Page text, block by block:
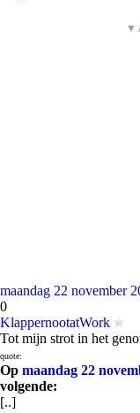
▼
maandag 22 november
0
KlappernootatWork
Tot mijn strot in het
quote:
Op maandag 22
volgende:
[..]